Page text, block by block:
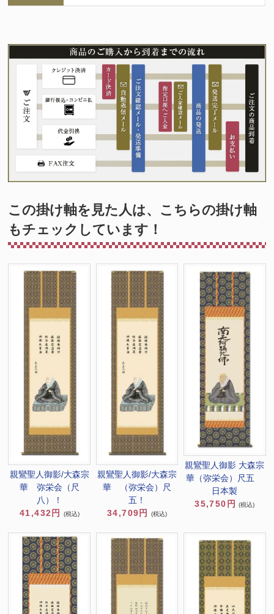
この掛け軸を見た人は、こちらの掛け軸
もチェックしています！
親鸞聖人御影/大森宗
華 弥栄会（尺
八）！
41,432円
(税込)
親鸞聖人御影/大森宗
華 （弥栄会）尺
五！
34,709円
(税込)
親鸞聖人御影 大森宗
華（弥栄会）尺五
日本製
35,750円
(税込)